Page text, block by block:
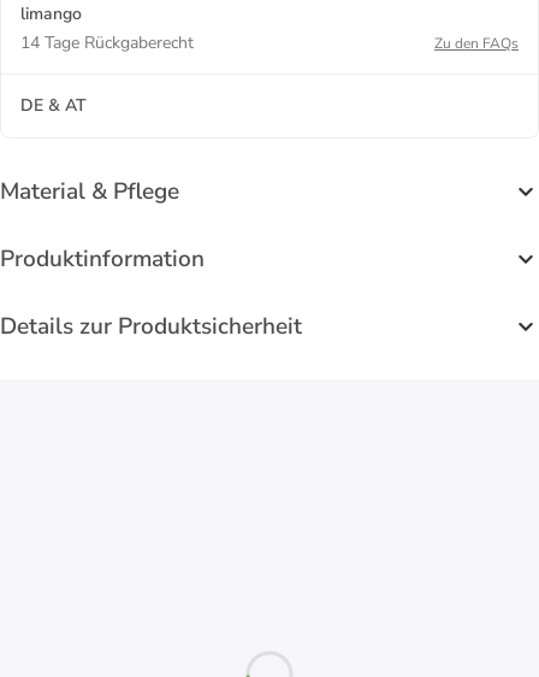
limango
14 Tage Rückgaberecht
Zu den FAQs
DE & AT
Material & Pflege
Produktinformation
Details zur Produktsicherheit